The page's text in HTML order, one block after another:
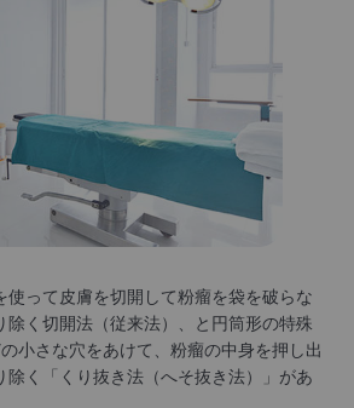
使って皮膚を切開して粉瘤を袋を破らな
除く切開法（従来法）、と円筒形の特殊
小さな穴をあけて、粉瘤の中身を押し出
除く「くり抜き法（へそ抜き法）」があ